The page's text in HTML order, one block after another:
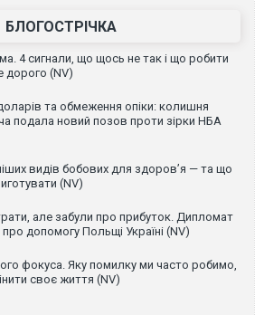
БЛОГОСТРІЧКА
4 сигнали, що щось не так і що робити
дорого (NV)
та обмеження опіки: колишня
подала новий позов проти зірки НБА
видів бобових для здоров’я — та що
(NV)
але забули про прибуток. Дипломат
допомогу Польщі Україні (NV)
фокуса. Яку помилку ми часто робимо,
своє життя (NV)